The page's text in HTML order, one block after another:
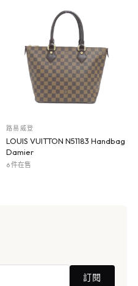
路易威登
LOUIS VUITTON N51183 Handbag
Damier
6 件在售
訂閱